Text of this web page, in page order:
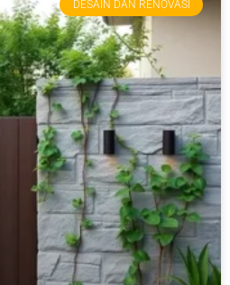
DESAIN DAN RENOVASI